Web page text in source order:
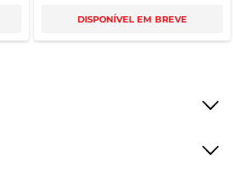
DISPONÍVEL EM BREVE